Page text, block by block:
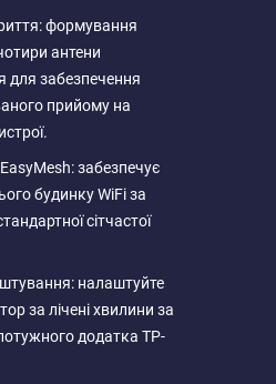
формування
антени
для забезпечення
прийому на
EasyMesh: забезпечує
будинку WiFi за
сітчастої
налаштуйте
за лічені хвилини за
додатка TP-